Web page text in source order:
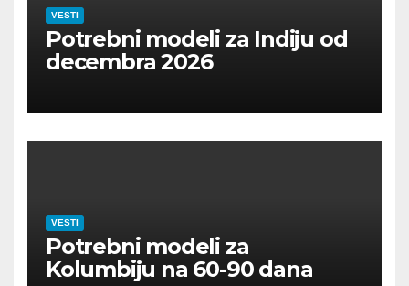
VESTI
Potrebni modeli za Indiju od
decembra 2026
VESTI
Potrebni modeli za
Kolumbiju na 60-90 dana